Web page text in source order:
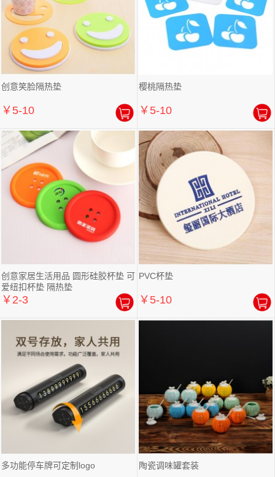
创意笑脸隔热垫
￥5-10
樱桃隔热垫
￥5-10
创意家居生活用品 圆形硅胶杯垫 可
爱纽扣杯垫 隔热垫
￥2-3
PVC杯垫
￥5-10
多功能停车牌可定制logo 陶瓷调味罐套装